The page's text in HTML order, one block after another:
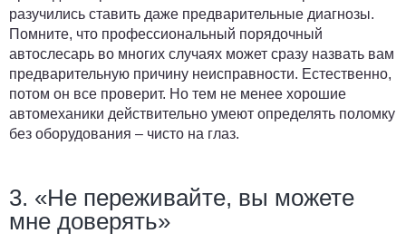
разучились ставить даже предварительные диагнозы.
Помните, что профессиональный порядочный
автослесарь во многих случаях может сразу назвать вам
предварительную причину неисправности. Естественно,
потом он все проверит. Но тем не менее хорошие
автомеханики действительно умеют определять поломку
без оборудования – чисто на глаз.
3. «Не переживайте, вы можете
мне доверять»